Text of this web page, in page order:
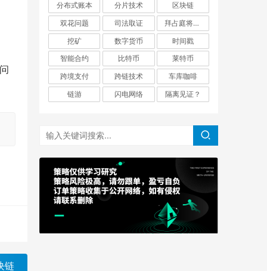
链
分布式账本
分片技术
区块链
双花问题
司法取证
拜占庭将军问题
挖矿
数字货币
时间戳
智能合约
比特币
莱特币
跨境支付
跨链技术
车库咖啡
链游
闪电网络 隔离见证？